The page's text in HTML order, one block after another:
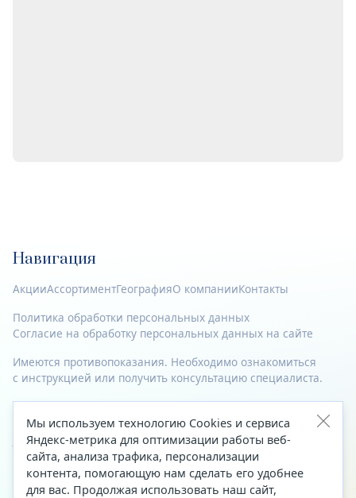
Навигация
АкцииАссортиментГеографияО компанииКонтакты
Политика обработки персональных данных
Согласие на обработку персональных данных на сайте
Имеются противопоказания. Необходимо ознакомиться
с инструкцией или получить консультацию специалиста.
© 2023—2026 Все права защищены.
Адрес
Архангельск, ул. Папанина, д. 19 (вход в здание со стороны
автоцентра «Тойота»)
Мы используем технологию Cookies и сервиса
Яндекс-метрика для оптимизации работы веб-
сайта, анализа трафика, персонализации
контента, помогающую нам сделать его удобнее
для вас. Продолжая использовать наш сайт,